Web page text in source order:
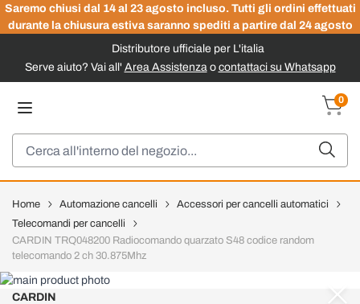
Saremo chiusi dal 14 al 23 agosto incluso. Tutti gli ordini effettuati
durante la chiusura estiva saranno spediti a partire dal 24 agosto
Distributore ufficiale per L'italia
Serve aiuto? Vai all' Area Assistenzao contattaci su Whatsapp
0
Home Automazione cancelli
Accessori per cancelli automatici
Telecomandi per cancelli
CARDIN TRQ048200 Radiocomando quarzato S48 codice random
telecomando 2 ch 30.875Mhz
CARDIN